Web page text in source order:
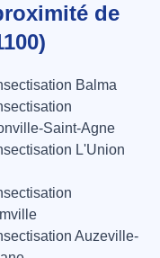
de
Balma
Saint-Agne
L'Union
Auzeville-